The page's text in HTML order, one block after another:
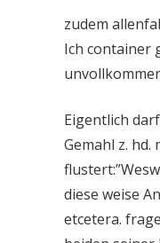
zudem
Ich container
Eigentlich
Gemahl z.
diese weise
etcetera.